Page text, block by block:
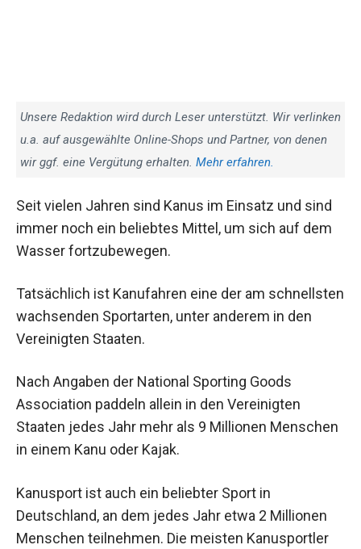
Unsere Redaktion wird durch Leser unterstützt. Wir verlinken
u.a. auf ausgewählte Online-Shops und Partner, von denen
wir ggf. eine Vergütung erhalten. Mehr erfahren.
Seit vielen Jahren sind Kanus im Einsatz und sind
immer noch ein beliebtes Mittel, um sich auf dem
Wasser fortzubewegen.
Tatsächlich ist Kanufahren eine der am schnellsten
wachsenden Sportarten, unter anderem in den
Vereinigten Staaten.
Nach Angaben der National Sporting Goods
Association paddeln allein in den Vereinigten
Staaten jedes Jahr mehr als 9 Millionen Menschen
in einem Kanu oder Kajak.
Kanusport ist auch ein beliebter Sport in
Deutschland, an dem jedes Jahr etwa 2 Millionen
Menschen teilnehmen. Die meisten Kanusportler